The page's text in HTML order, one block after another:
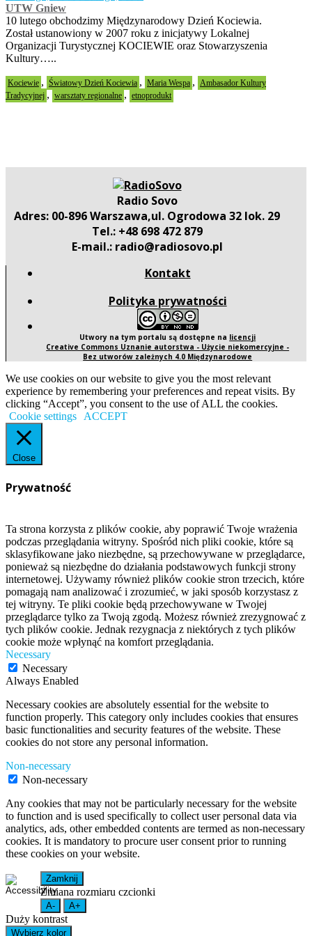
UTW Gniew
10 lutego obchodzimy Międzynarodowy Dzień Kociewia.
Został ustanowiony w 2007 roku z inicjatywy Lokalnej
Organizacji Turystycznej KOCIEWIE oraz Stowarzyszenia
Kultury…..
Kociewie , Światowy Dzień Kociewia , Maria Wespa ,
Ambasador Kultury
Tradycyjnej , warsztaty regionalne , etnoprodukt
Radio Sovo
Adres: 00-896 Warszawa,ul. Ogrodowa 32 lok. 29
Tel.: +48 698 472 879
E-mail.: radio@radiosovo.pl
Kontakt
Polityka prywatności
Utwory na tym portalu są dostępne na licencji
Creative Commons Uznanie autorstwa - Użycie niekomercyjne -
Bez utworów zależnych 4.0 Międzynarodowe
We use cookies on our website to give you the most relevant
experience by remembering your preferences and repeat visits. By
clicking “Accept”, you consent to the use of ALL the cookies.
Cookie settings
ACCEPT
Close
Prywatność
Ta strona korzysta z plików cookie, aby poprawić Twoje wrażenia
podczas przeglądania witryny. Spośród nich pliki cookie, które są
sklasyfikowane jako niezbędne, są przechowywane w przeglądarce,
ponieważ są niezbędne do działania podstawowych funkcji strony
internetowej. Używamy również plików cookie stron trzecich, które
pomagają nam analizować i zrozumieć, w jaki sposób korzystasz z
tej witryny. Te pliki cookie będą przechowywane w Twojej
przeglądarce tylko za Twoją zgodą. Możesz również zrezygnować z
tych plików cookie. Jednak rezygnacja z niektórych z tych plików
cookie może wpłynąć na komfort przeglądania.
Necessary
Necessary
Always Enabled
Necessary cookies are absolutely essential for the website to
function properly. This category only includes cookies that ensures
basic functionalities and security features of the website. These
cookies do not store any personal information.
Non-necessary
Non-necessary
Any cookies that may not be particularly necessary for the website
to function and is used specifically to collect user personal data via
analytics, ads, other embedded contents are termed as non-necessary
cookies. It is mandatory to procure user consent prior to running
these cookies on your website.
Zamknij
Zmiana rozmiaru czcionki
A- A+
Duży kontrast
Wybierz kolor